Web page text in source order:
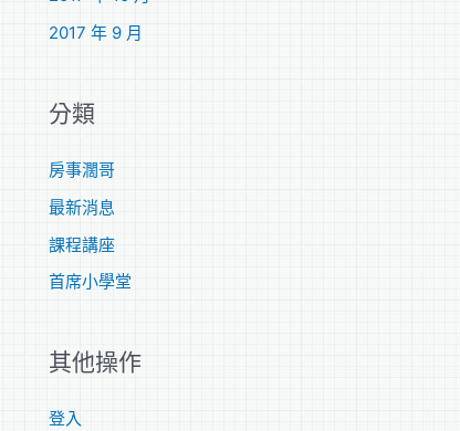
2017 年 9 月
分類
房事濶哥
最新消息
課程講座
首席小學堂
其他操作
登入